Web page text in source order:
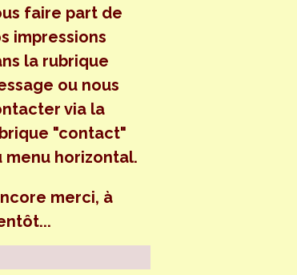
faire part de
impressions
la rubrique
ou nous
via la
"contact"
menu horizontal.
merci, à